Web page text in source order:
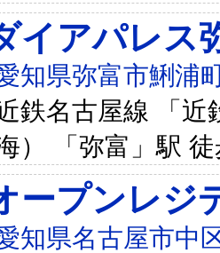
イアパレス
知県弥富市鯏浦
鉄名古屋線 「近
） 「弥富」駅
ープンレジ
知県名古屋市中